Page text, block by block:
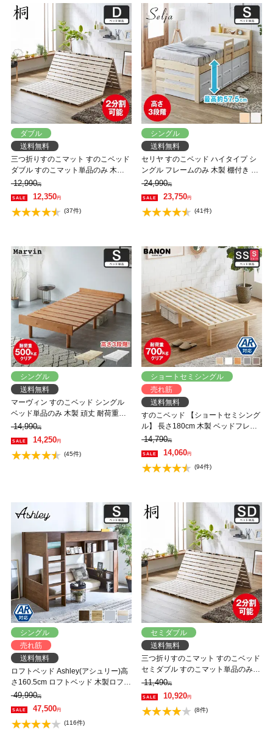
ダブル
送料無料
三つ折りすのこマット すのこベッド
ダブル すのこマット単品のみ 木製
桐 二分割可能 完成品 低ホルムアル
デヒド 布団が干せる
12,990円
12,350円
(37件)
シングル
送料無料
セリヤ すのこベッド ハイタイプ シ
ングル フレームのみ 木製 棚付き 高
さ調節可能 サイドガード付き コン
セント 【大型家具配送】
24,990円
23,750円
(41件)
シングル
送料無料
マーヴィン すのこベッド シングル
ベッド単品のみ 木製 頑丈 耐荷重
500kg ヘッドレス 高さ3段階
14,990円
14,250円
(45件)
ショートセミシングル
売れ筋
送料無料
すのこベッド 【ショートセミシング
ル】 長さ180cm 木製 ベッドフレー
ム 耐荷重350kg 組立簡単 高さ4段階
低ホルムアルデヒド バノン【AR】
14,790円
14,060円
(94件)
シングル
売れ筋
送料無料
ロフトベッド Ashley(アシュリー)高
さ160.5cm ロフトベッド 木製ロフト
ベッド シングル 棚付き システムベ
ッド 省スペースハシゴ【AR】 【大
型家具配送】
49,990円
47,500円
(116件)
セミダブル
送料無料
三つ折りすのこマット すのこベッド
セミダブル すのこマット単品のみ
木製 桐 二分割可能 完成品 低ホルム
アルデヒド 布団が干せる
11,490円
10,920円
(8件)